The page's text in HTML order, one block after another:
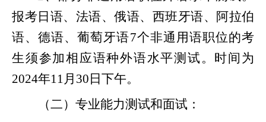
报考日语、法语、俄语、西班牙语、阿拉伯
语、德语、葡萄牙语7个非通用语职位的考
生须参加相应语种外语水平测试。时间为
2024年11月 30 日下午。
（二）专业能力测试和面试：